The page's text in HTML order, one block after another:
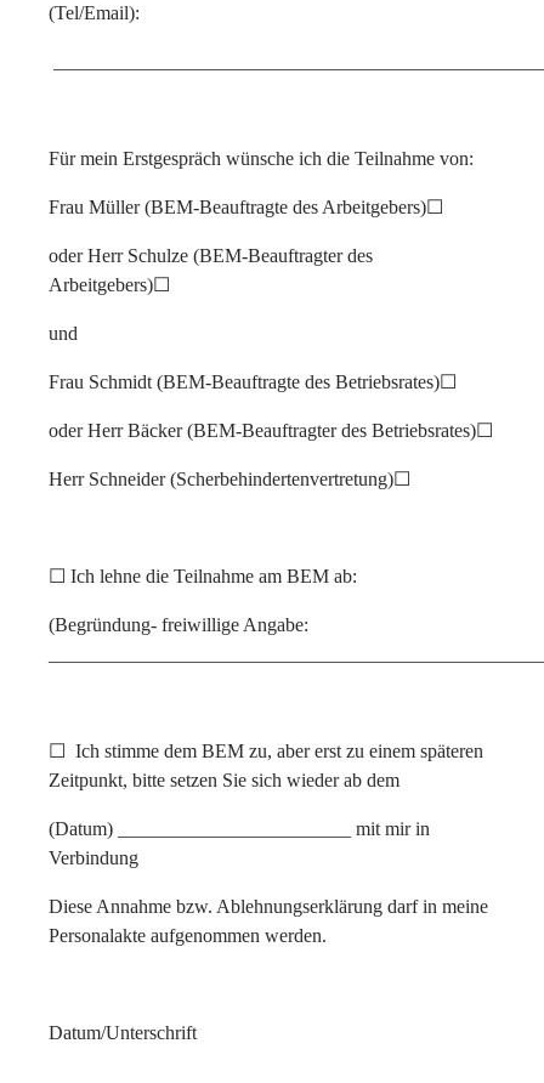
(Tel/Email):
Für mein Erstgespräch wünsche ich die Teilnahme von:
Frau Müller (BEM-Beauftragte des Arbeitgebers)☐
oder Herr Schulze (BEM-Beauftragter des
Arbeitgebers)☐
und
Frau Schmidt (BEM-Beauftragte des Betriebsrates)☐
oder Herr Bäcker (BEM-Beauftragter des Betriebsrates)☐
Herr Schneider (Scherbehindertenvertretung)☐
☐ Ich lehne die Teilnahme am BEM ab:
(Begründung- freiwillige Angabe:
☐ Ich stimme dem BEM zu, aber erst zu einem späteren
Zeitpunkt, bitte setzen Sie sich wieder ab dem
(Datum) ________________________ mit mir in
Verbindung
Diese Annahme bzw. Ablehnungserklärung darf in meine
Personalakte aufgenommen werden.
Datum/Unterschrift